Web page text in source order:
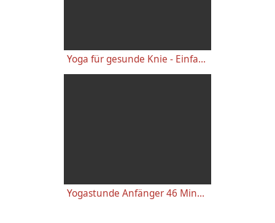
Yoga für gesunde Knie - Einfache wirkungsvolle Gelenkübungen
Yogastunde Anfänger 46 Minuten